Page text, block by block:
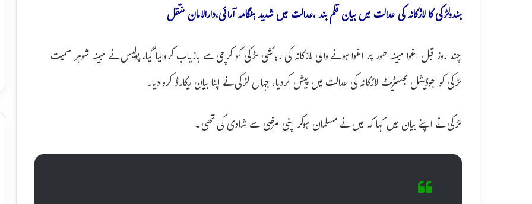
ہندولڑکی کا لاڑکانہ کی عدالت میں بیان قلم بند ،عدالت میں شدید ہنگامہ آرائی،دارالامان منتقل
چند روز قبل اغوا مبینہ طور پر اغوا ہونے والی لاڑکانہ کی رہائشی لڑکی کو کراچی سے بازیاب کروالیا گیا، پولیس نے مبینہ شوہر سمیت
لڑکی کو جوڈیشل مجسٹریٹ لاڑکانہ کی عدالت میں پیش کردیا، جہاں لڑکی نے اپنا بیان ریکارڈ کروادیا۔
لڑکی نے اپنے بیان میں کہا کہ میں نے مسلمان ہوکر اپنی مرضی سے شادی کی تھی۔